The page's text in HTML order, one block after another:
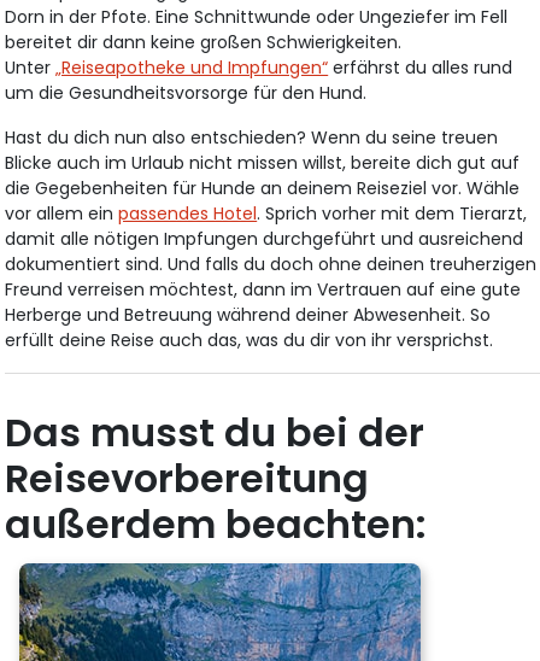
Dorn in der Pfote. Eine Schnittwunde oder Ungeziefer im Fell
bereitet dir dann keine großen Schwierigkeiten.
Unter„Reiseapotheke und Impfungen“ erfährst du alles rund
um die Gesundheitsvorsorge für den Hund.
Hast du dich nun also entschieden? Wenn du seine treuen
Blicke auch im Urlaub nicht missen willst, bereite dich gut auf
die Gegebenheiten für Hunde an deinem Reiseziel vor. Wähle
vor allem einpassendes Hotel. Sprich vorher mit dem Tierarzt,
damit alle nötigen Impfungen durchgeführt und ausreichend
dokumentiert sind. Und falls du doch ohne deinen treuherzigen
Freund verreisen möchtest, dann im Vertrauen auf eine gute
Herberge und Betreuung während deiner Abwesenheit. So
erfüllt deine Reise auch das, was du dir von ihr versprichst.
Das musst du bei der
Reisevorbereitung
außerdem beachten: